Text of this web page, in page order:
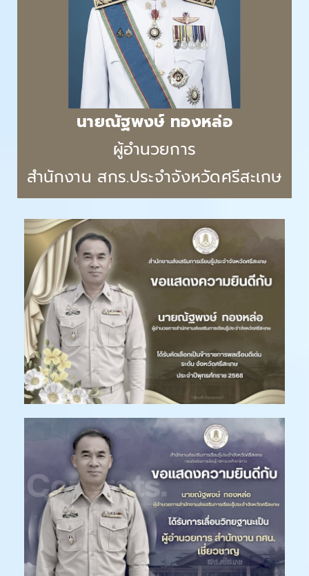
นายณัฐพงษ์ ทองหล่อ
ผู้อำนวยการ
สำนักงาน สกร.ประจำจังหวัดศรีสะเกษ